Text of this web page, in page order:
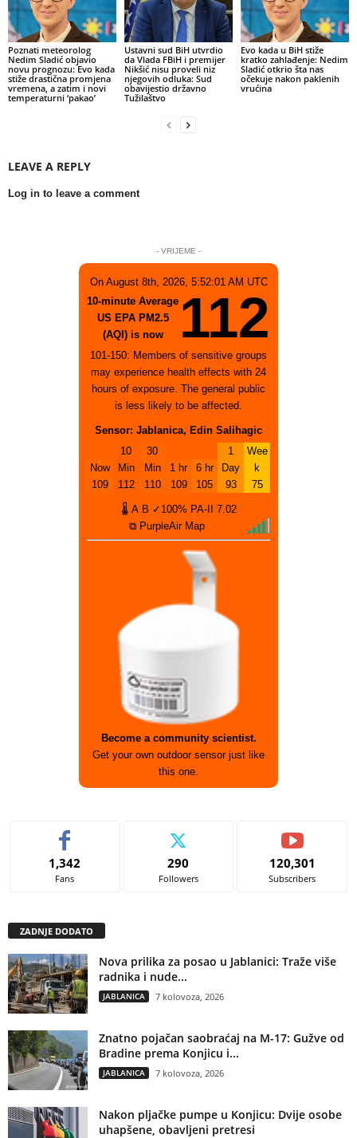
Poznati meteorolog
Nedim Sladić objavio
novu prognozu: Evo kada
stiže drastična promjena
vremena, a zatim i novi
temperaturni ‘pakao’
Ustavni sud BiH utvrdio
da Vlada FBiH i premijer
Nikšić nisu proveli niz
njegovih odluka: Sud
obavijestio državno
Tužilaštvo
Evo kada u BiH stiže
kratko zahlađenje: Nedim
Sladić otkrio šta nas
očekuje nakon paklenih
vrućina
LEAVE A REPLY
Log in to leave a comment
- VRIJEME -
On August 8th, 2026, 5:52:01 AM UTC
10-minute Average
US EPA PM2.5
(AQI) is now
112
101-150: Members of sensitive groups
may experience health effects with 24
hours of exposure. The general public
is less likely to be affected.
Sensor: Jablanica, Edin Salihagic
Now
109
10
Min
112
30
Min
110
1 hr
109
6 hr
105
1
Day
93
Wee
k
75
🌡 A B ✓100% PA-II
7.02
⧉ PurpleAir Map
Become a community scientist.
Get your own outdoor sensor just like
this one.
1,342
Fans
290
Followers
120,301
Subscribers
ZADNJE DODATO
Nova prilika za posao u Jablanici: Traže više
radnika i nude...
JABLANICA 7 kolovoza, 2026
Znatno pojačan saobraćaj na M-17: Gužve od
Bradine prema Konjicu i...
JABLANICA 7 kolovoza, 2026
Nakon pljačke pumpe u Konjicu: Dvije osobe
uhapšene, obavljeni pretresi